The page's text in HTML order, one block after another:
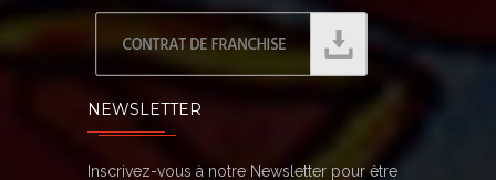
NEWSLETTER
Inscrivez-vous à notre Newsletter pour être